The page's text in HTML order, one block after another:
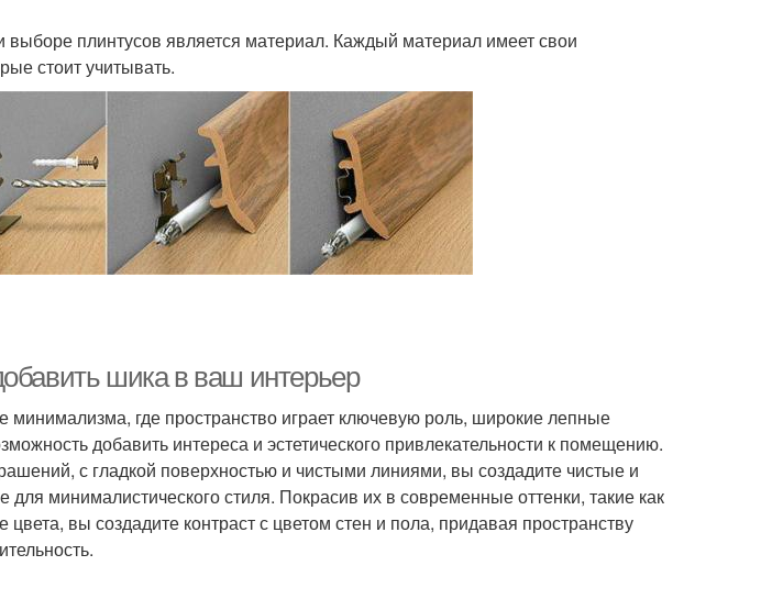
плинтусов является материал. Каждый материал имеет свои
стоит учитывать.
шика в ваш интерьер
минимализма, где пространство играет ключевую роль, широкие лепные
добавить интереса и эстетического привлекательности к помещению.
с гладкой поверхностью и чистыми линиями, вы создадите чистые и
минималистического стиля. Покрасив их в современные оттенки, такие как
вы создадите контраст с цветом стен и пола, придавая пространству